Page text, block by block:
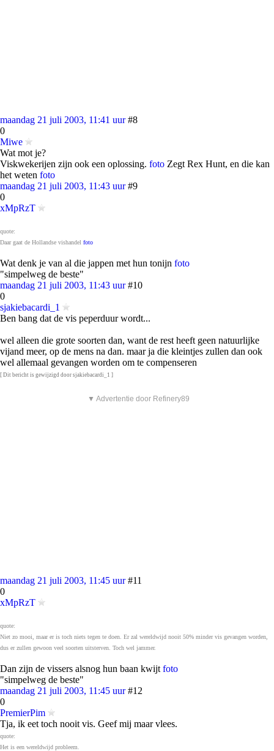
maandag 21 juli 2003, 11:41 uur #8
0
Miwe
Wat mot je?
Viskwekerijen zijn ook een oplossing. foto Zegt Rex Hunt, en die kan
het weten foto
maandag 21 juli 2003, 11:43 uur #9
0
xMpRzT
quote:
Daar gaat de Hollandse vishandel foto
Wat denk je van al die jappen met hun tonijn foto
"simpelweg de beste"
maandag 21 juli 2003, 11:43 uur #10
0
sjakiebacardi_1
Ben bang dat de vis peperduur wordt...
wel alleen die grote soorten dan, want de rest heeft geen natuurlijke
vijand meer, op de mens na dan. maar ja die kleintjes zullen dan ook
wel allemaal gevangen worden om te compenseren
[ Dit bericht is gewijzigd door sjakiebacardi_1 ]
▼ Advertentie door Refinery89
maandag 21 juli 2003, 11:45 uur #11
0
xMpRzT
quote:
Niet zo mooi, maar er is toch niets tegen te doen. Er zal wereldwijd nooit 50% minder vis gevangen worden,
dus er zullen gewoon veel soorten uitsterven. Toch wel jammer.
Dan zijn de vissers alsnog hun baan kwijt foto
"simpelweg de beste"
maandag 21 juli 2003, 11:45 uur #12
0
PremierPim
Tja, ik eet toch nooit vis. Geef mij maar vlees.
quote:
Het is een wereldwijd probleem.